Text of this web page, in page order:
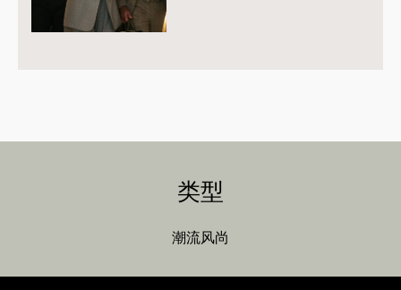
类型
潮流风尚